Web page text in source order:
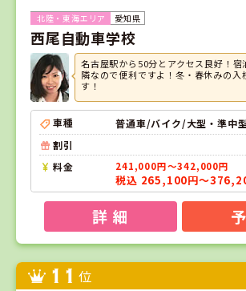
愛知県
西尾自動車学校
名古屋駅から50分とアクセス良好！宿
隣なので便利ですよ！冬・春休みの入
す！
車種
普通車/バイク/大型・準中型
割引
料金
241,000円～342,000円
税込 265,100円～
詳 細
11 位